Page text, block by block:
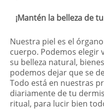
¡Mantén la belleza de
Nuestra piel es el
cuerpo. Podemos elegir
su belleza natural,
podemos dejar que se
Todo está en nuestras
diariamente de tu
ritual, para lucir bien